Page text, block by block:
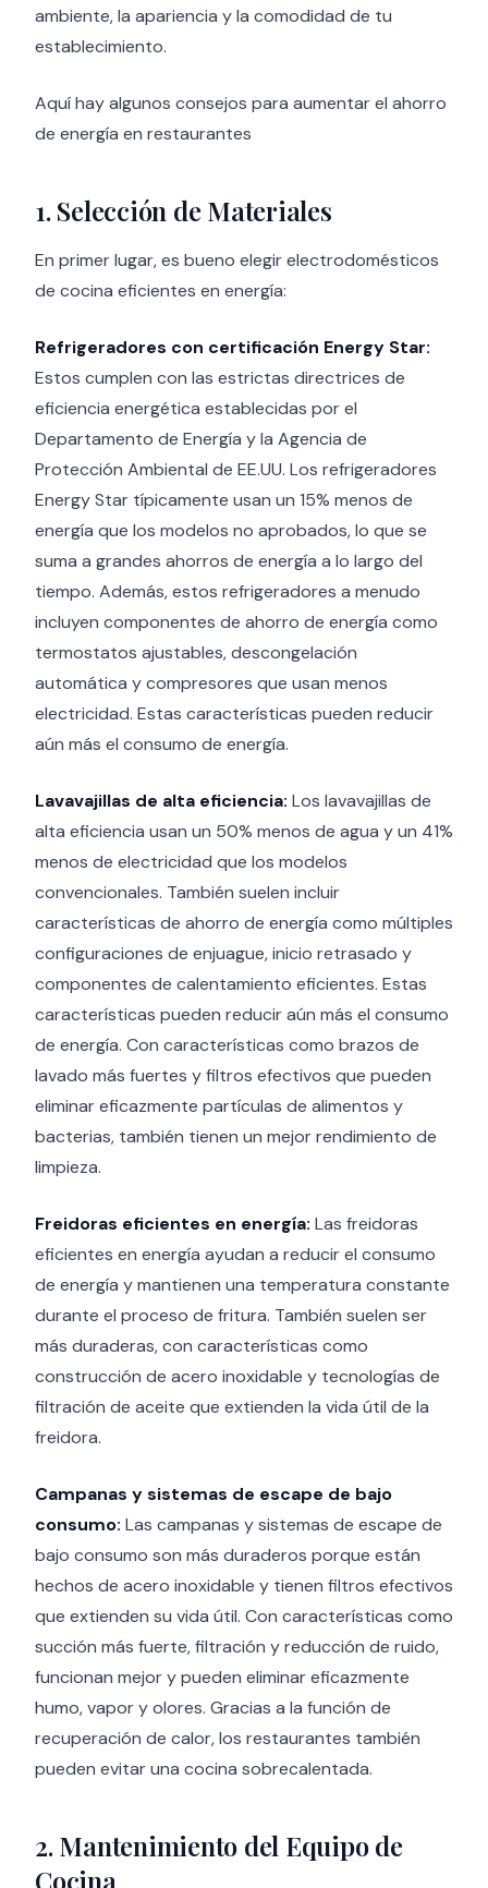
ambiente, la apariencia y la comodidad de tu
establecimiento.
Aquí hay algunos consejos para aumentar el ahorro
de energía en restaurantes
1. Selección de Materiales
En primer lugar, es bueno elegir electrodomésticos
de cocina eficientes en energía:
Refrigeradores con certificación Energy Star:
Estos cumplen con las estrictas directrices de
eficiencia energética establecidas por el
Departamento de Energía y la Agencia de
Protección Ambiental de EE.UU. Los refrigeradores
Energy Star típicamente usan un 15% menos de
energía que los modelos no aprobados, lo que se
suma a grandes ahorros de energía a lo largo del
tiempo. Además, estos refrigeradores a menudo
incluyen componentes de ahorro de energía como
termostatos ajustables, descongelación
automática y compresores que usan menos
electricidad. Estas características pueden reducir
aún más el consumo de energía.
Lavavajillas de alta eficiencia: Los lavavajillas de
alta eficiencia usan un 50% menos de agua y un 41%
menos de electricidad que los modelos
convencionales. También suelen incluir
características de ahorro de energía como múltiples
configuraciones de enjuague, inicio retrasado y
componentes de calentamiento eficientes. Estas
características pueden reducir aún más el consumo
de energía. Con características como brazos de
lavado más fuertes y filtros efectivos que pueden
eliminar eficazmente partículas de alimentos y
bacterias, también tienen un mejor rendimiento de
limpieza.
Freidoras eficientes en energía: Las freidoras
eficientes en energía ayudan a reducir el consumo
de energía y mantienen una temperatura constante
durante el proceso de fritura. También suelen ser
más duraderas, con características como
construcción de acero inoxidable y tecnologías de
filtración de aceite que extienden la vida útil de la
freidora.
Campanas y sistemas de escape de bajo
consumo: Las campanas y sistemas de escape de
bajo consumo son más duraderos porque están
hechos de acero inoxidable y tienen filtros efectivos
que extienden su vida útil. Con características como
succión más fuerte, filtración y reducción de ruido,
funcionan mejor y pueden eliminar eficazmente
humo, vapor y olores. Gracias a la función de
recuperación de calor, los restaurantes también
pueden evitar una cocina sobrecalentada.
2. Mantenimiento del Equipo de
Cocina